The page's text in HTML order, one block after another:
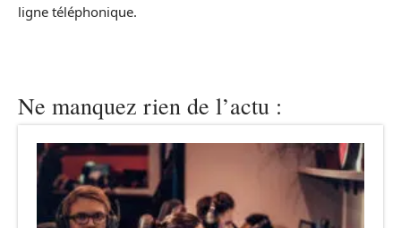
ligne téléphonique.
Ne manquez rien de l’actu :